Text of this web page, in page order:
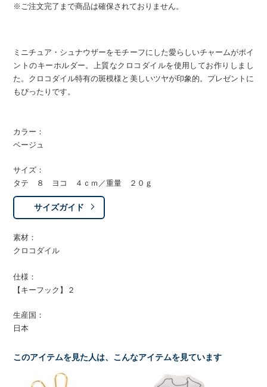
※ご注文完了まで商品は確保されておりません。
ミニチュア・シュナウザーをモチーフにした愛らしいチャームがポイ
ントのキーホルダー。上質なクロコダイルを使用してお作りしまし
た。クロコダイル特有の斑模様と美しいツヤが印象的。プレゼントに
もぴったりです。
カラー：
ベージュ
サイズ：
タテ ８ ヨコ ４ｃｍ／重量 ２０ｇ
サイズガイド
素材：
クロコダイル
仕様：
【キーフック】２
生産国：
日本
このアイテムを見た人は、こんなアイテムを見ています